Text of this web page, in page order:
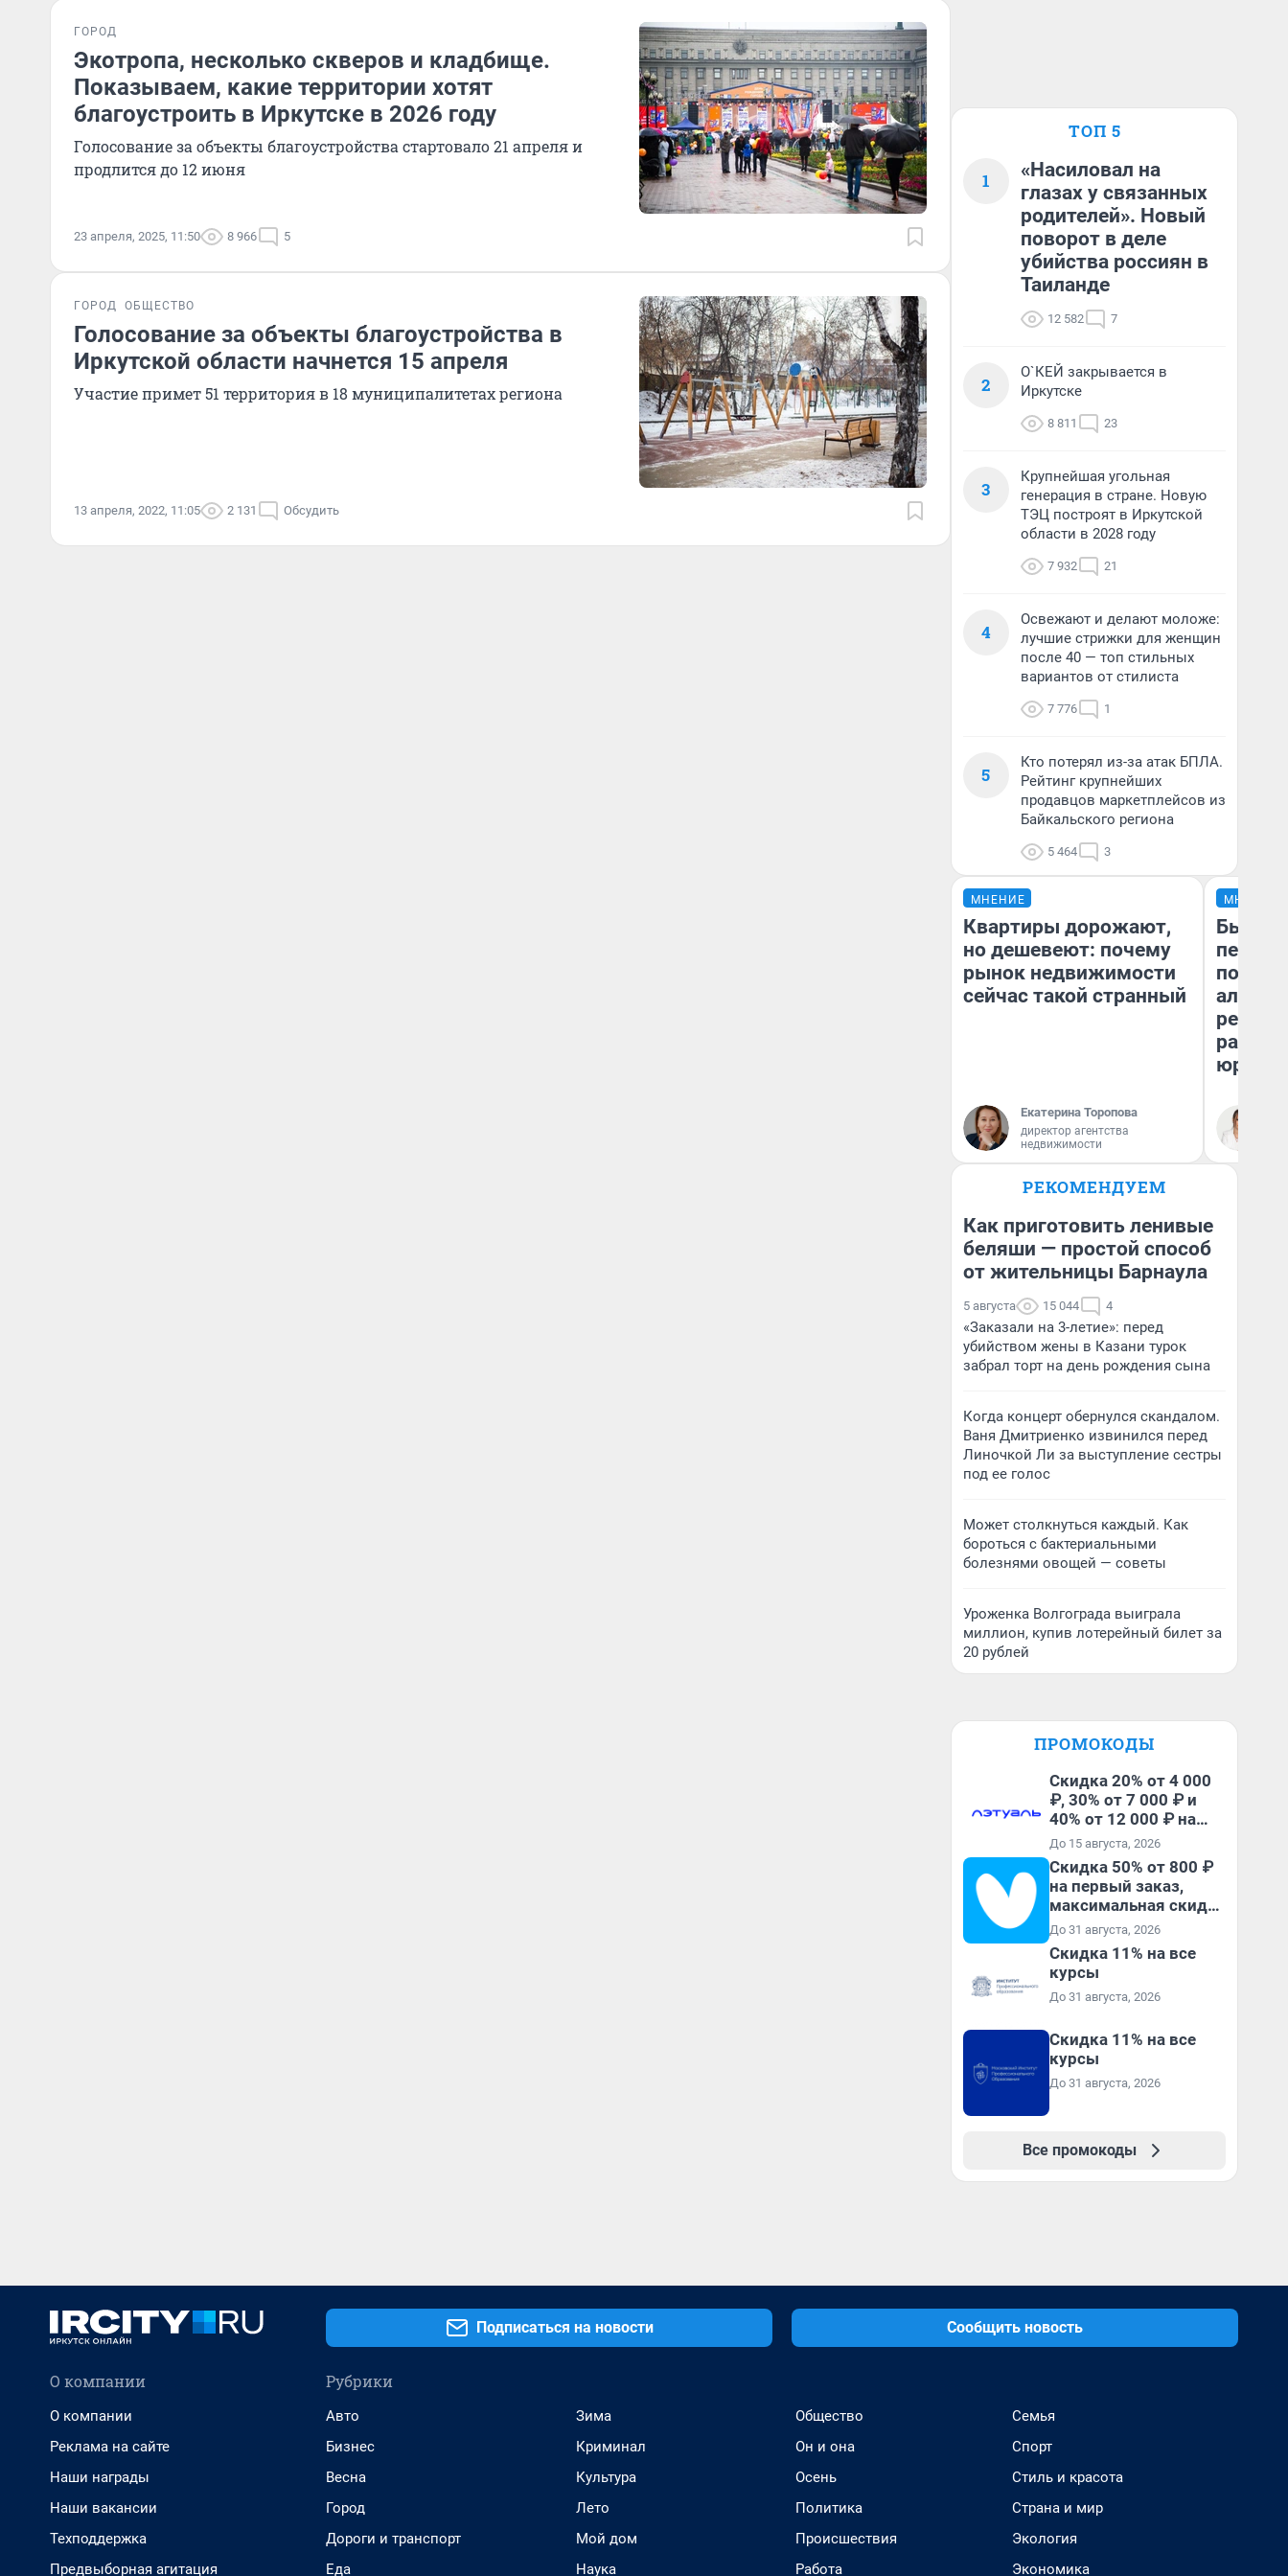
ГОРОД
Экотропа, несколько скверов и кладбище.
Показываем, какие территории хотят
благоустроить в Иркутске в 2026 году
Голосование за объекты благоустройства стартовало 21 апреля и
продлится до 12 июня
23 апреля, 2025, 11:50 8 966 5
ГОРОД ОБЩЕСТВО
Голосование за объекты благоустройства в
Иркутской области начнется 15 апреля
Участие примет 51 территория в 18 муниципалитетах региона
13 апреля, 2022, 11:05 2 131 Обсудить
ТОП 5
1
«Насиловал на
глазах у связанных
родителей». Новый
поворот в деле
убийства россиян в
Таиланде
12 582 7
2
О`КЕЙ закрывается в
Иркутске
8 811 23
3
Крупнейшая угольная
генерация в стране. Новую
ТЭЦ построят в Иркутской
области в 2028 году
7 932 21
4
Освежают и делают моложе:
лучшие стрижки для женщин
после 40 — топ стильных
вариантов от стилиста
7 776 1
5
Кто потерял из-за атак БПЛА.
Рейтинг крупнейших
продавцов маркетплейсов из
Байкальского региона
5 464 3
МНЕНИЕ
Квартиры дорожают,
но дешевеют: почему
рынок недвижимости
сейчас такой странный
Екатерина Торопова
директор агентства
недвижимости
МНЕНИЕ
Был
разбор
юриста
РЕКОМЕНДУЕМ
Как приготовить ленивые
беляши — простой способ
от жительницы Барнаула
5 августа 15 044 4
«Заказали на 3-летие»: перед
убийством жены в Казани турок
забрал торт на день рождения сына
Когда концерт обернулся скандалом.
Ваня Дмитриенко извинился перед
Линочкой Ли за выступление сестры
под ее голос
Может столкнуться каждый. Как
бороться с бактериальными
болезнями овощей — советы
Уроженка Волгограда выиграла
миллион, купив лотерейный билет за
20 рублей
ПРОМОКОДЫ
Скидка 20% от 4 000
₽, 30% от 7 000 ₽ и
40% от 12 000 ₽ на
первый и все
повторные заказы по
промокоду ТРЕНД
До 15 августа, 2026
Скидка 50% от 800 ₽
на первый заказ,
максимальная скидка
600 ₽
До 31 августа, 2026
Скидка 11% на все
курсы
До 31 августа, 2026
Скидка 11% на все
курсы
До 31 августа, 2026
Все промокоды
Подписаться на новости Сообщить новость
О компании
О компании
Реклама на сайте
Наши награды
Наши вакансии
Техподдержка
Предвыборная агитация
Рубрики
Авто
Бизнес
Весна
Город
Дороги и транспорт
Еда
Зима
Криминал
Культура
Лето
Мой дом
Наука
Общество
Он и она
Осень
Политика
Происшествия
Работа
Семья
Спорт
Стиль и красота
Страна и мир
Экология
Экономика